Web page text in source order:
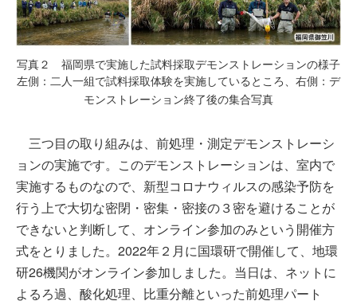
写真２ 福岡県で実施した試料採取デモンストレーションの様子
左側：二人一組で試料採取体験を実施しているところ、右側：デ
モンストレーション終了後の集合写真
三つ目の取り組みは、前処理・測定デモンストレーシ
ョンの実施です。このデモンストレーションは、室内で
実施するものなので、新型コロナウィルスの感染予防を
行う上で大切な密閉・密集・密接の３密を避けることが
できないと判断して、オンライン参加のみという開催方
式をとりました。2022年２月に国環研で開催して、地環
研26機関がオンライン参加しました。当日は、ネットに
よるろ過、酸化処理、比重分離といった前処理パート